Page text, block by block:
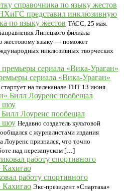
представил инклюзивную
по языку жестов ТАСС, 25 мая.
Липецкого филиала
языку — поможет
инклюзивных творческих
сериала «Вика-Ураган»
на телеканале ТНТ 13 июня.
Лоуренс пообещал
шоу Недавно создатель культовой
с журналистами издания
Лоуренс признался, что точно
над перезапуском […]
работу спортивного
Кахигао Экс-президент «Спартака»